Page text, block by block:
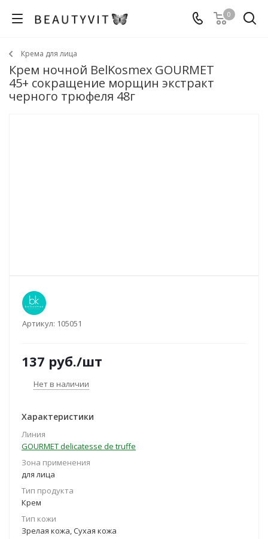
0
Крема для лица
Крем ночной BelKosmex GOURMET
45+ сокращение морщин экстракт
черного трюфеля 48г
Артикул: 105051
137 руб./шт
Нет в наличии
Характеристики
Линия
GOURMET delicatesse de truffe
Зона применения
для лица
Тип продукта
Крем
Тип кожи
Зрелая кожа, Сухая кожа